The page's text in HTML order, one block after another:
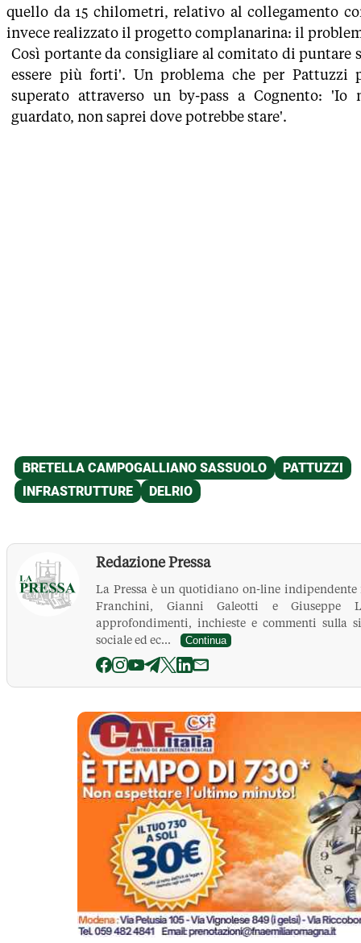
quello da 15 chilometri, relativo al collegamento
invece realizzato il progetto complanarina: il
Così portante da consigliare al comitato di puntare
essere più forti'. Un problema che per Pattuzzi
superato attraverso un by-pass a Cognento:
guardato, non saprei dove potrebbe stare'.
Redazione Pressa
La Pressa è un quotidiano on-line
Franchini, Gianni Galeotti e Giuseppe
approfondimenti, inchieste e commenti sulla
sociale ed ec...
Continua